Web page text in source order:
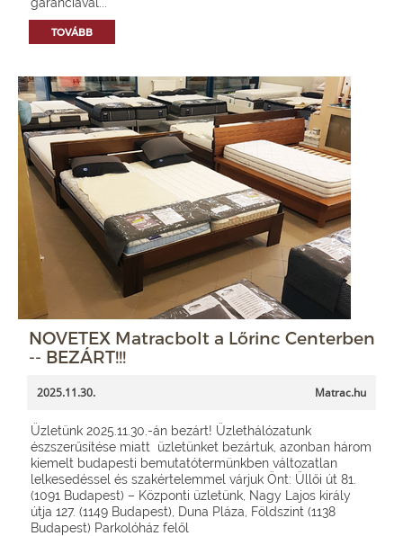
TOVÁBB
NOVETEX Matracbolt a Lőrinc Centerben
-- BEZÁRT!!!
2025.11.30. Matrac.hu
Üzletünk 2025.11.30.-án bezárt! Üzlethálózatunk
észszerűsítése miatt üzletünket bezártuk, azonban három
kiemelt budapesti bemutatótermünkben változatlan
lelkesedéssel és szakértelemmel várjuk Önt: Üllői út 81.
(1091 Budapest) – Központi üzletünk, Nagy Lajos király
útja 127. (1149 Budapest), Duna Pláza, Földszint (1138
Budapest) Parkolóház felől